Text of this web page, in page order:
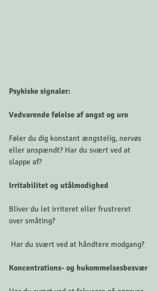
Psykiske signaler:
Vedvarende følelse af angst og uro
Føler du dig konstant ængstelig, nervøs
eller anspændt? Har du svært ved at
slappe af?
Irritabilitet og utålmodighed
Bliver du let irriteret eller frustreret
over småting?
Har du svært ved at håndtere modgang?
Koncentrations- og hukommelsesbesvær